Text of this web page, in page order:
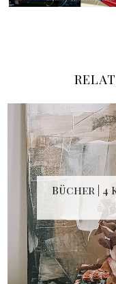
Bücher | 4